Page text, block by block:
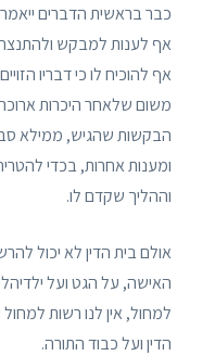
כבר בראשית הדברים
אף לענות למבקש
אף להוכיח לו כי דבריו
משום שלאחר היכרות
הבקשות שהגיש, ממילא
ומענות אחרות, בכדי
וההליך שקדם לו.
אולם בית הדין לא יכול
האישה, על הגט ועל
למחול, אין לנו רשות
הדין ועל כבוד התורה.